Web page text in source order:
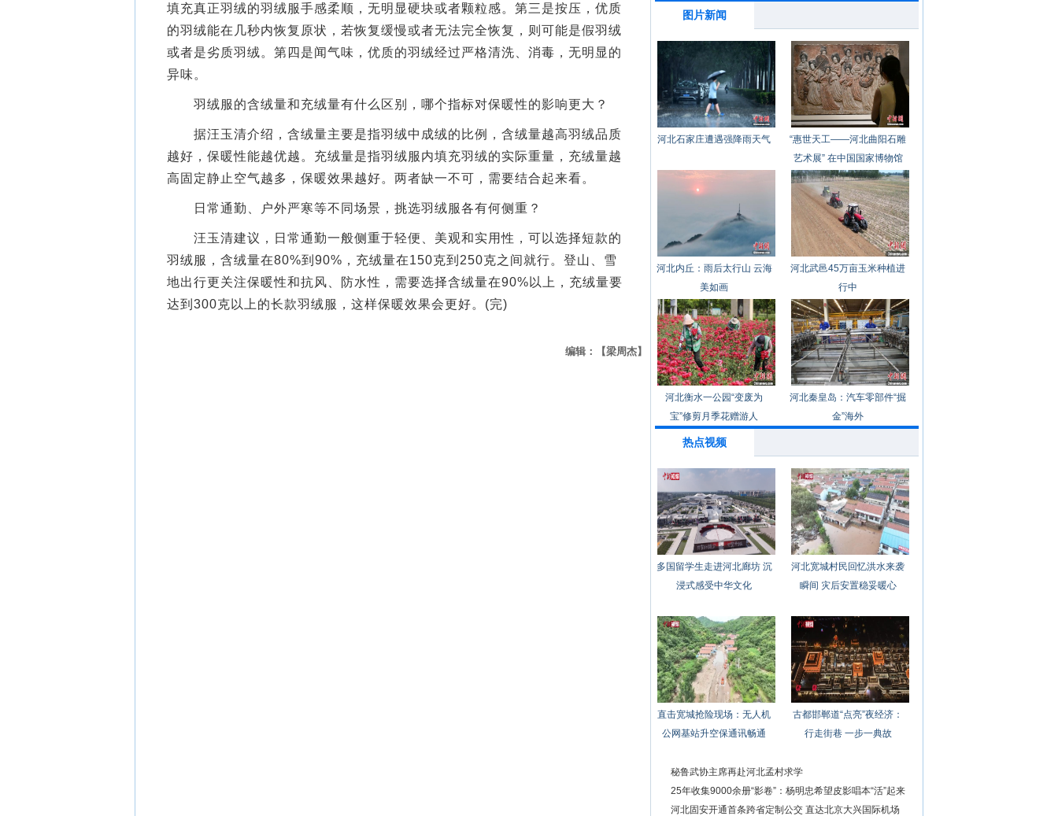
填充真正羽绒的羽绒服手感柔顺，无明显硬块或者颗粒感。第三是按压，优质
的羽绒能在几秒内恢复原状，若恢复缓慢或者无法完全恢复，则可能是假羽绒
或者是劣质羽绒。第四是闻气味，优质的羽绒经过严格清洗、消毒，无明显的
异味。
羽绒服的含绒量和充绒量有什么区别，哪个指标对保暖性的影响更大？
据汪玉清介绍，含绒量主要是指羽绒中成绒的比例，含绒量越高羽绒品质
越好，保暖性能越优越。充绒量是指羽绒服内填充羽绒的实际重量，充绒量越
高固定静止空气越多，保暖效果越好。两者缺一不可，需要结合起来看。
日常通勤、户外严寒等不同场景，挑选羽绒服各有何侧重？
汪玉清建议，日常通勤一般侧重于轻便、美观和实用性，可以选择短款的
羽绒服，含绒量在80%到90%，充绒量在150克到250克之间就行。登山、雪
地出行更关注保暖性和抗风、防水性，需要选择含绒量在90%以上，充绒量要
达到300克以上的长款羽绒服，这样保暖效果会更好。(完)
编辑：【梁周杰】
图片新闻
河北石家庄遭遇强降雨天气
“惠世天工——河北曲阳石雕
艺术展” 在中国国家博物馆
开幕
河北内丘：雨后太行山 云海
美如画
河北武邑45万亩玉米种植进
行中
河北衡水一公园“变废为
宝”修剪月季花赠游人
河北秦皇岛：汽车零部件“掘
金”海外
热点视频
多国留学生走进河北廊坊 沉
浸式感受中华文化
河北宽城村民回忆洪水来袭
瞬间 灾后安置稳妥暖心
直击宽城抢险现场：无人机
公网基站升空保通讯畅通
古都邯郸道“点亮”夜经济：
行走街巷 一步一典故
秘鲁武协主席再赴河北孟村求学
25年收集9000余册“影卷”：杨明忠希望皮影唱本“活”起来
河北固安开通首条跨省定制公交 直达北京大兴国际机场